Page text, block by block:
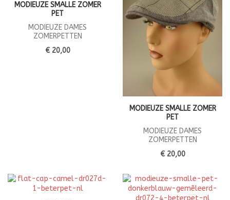
MODIEUZE SMALLE ZOMER
PET
MODIEUZE DAMES
ZOMERPETTEN
€ 20,00
MODIEUZE SMALLE ZOMER
PET
MODIEUZE DAMES
ZOMERPETTEN
€ 20,00